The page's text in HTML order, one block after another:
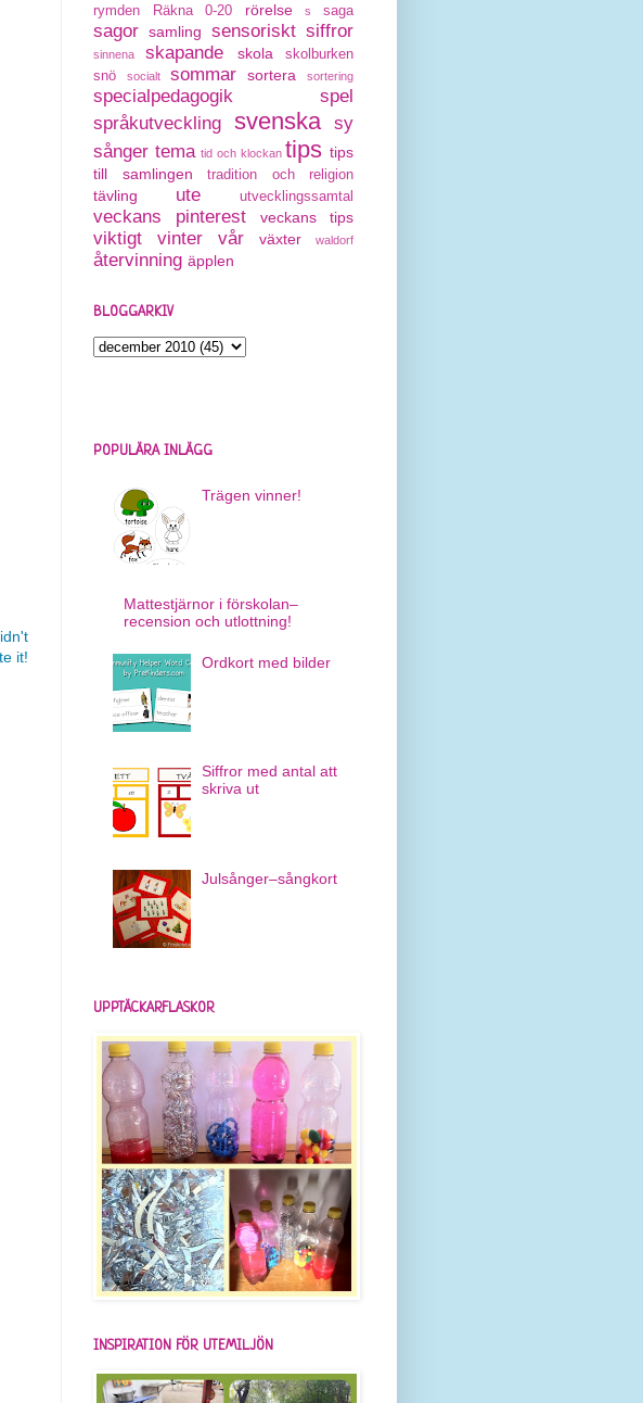
it!
rymden Räkna 0-20 rörelse s saga
sagor samling sensoriskt siffror
sinnena skapande skola
skolburken
snö
socialt sommar sortera sortering
specialpedagogik
spel
språkutveckling
svenska
sy
sånger tema tid och klockan tips tips
till samlingen
tradition och religion
tävling ute utvecklingssamtal
veckans pinterest veckans tips
viktigt vinter vår växter waldorf
återvinning äpplen
BLOGGARKIV
POPULÄRA INLÄGG
Trägen vinner!
Mattestjärnor i förskolan–
recension och utlottning!
Ordkort med bilder
Siffror med antal att
skriva ut
Julsånger–sångkort
UPPTÄCKARFLASKOR
INSPIRATION FÖR UTEMILJÖN